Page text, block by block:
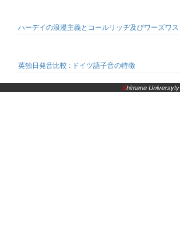
ハーデイの浪漫主義とコールリッヂ及びワーズワス
英独日発音比較 : ドイツ語子音の特徴
Shimane Universyty